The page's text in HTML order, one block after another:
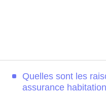
Quelles sont les
assurance